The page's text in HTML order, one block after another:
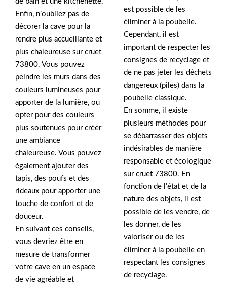
Enfin, n’oubliez pas de
décorer la cave pour la
rendre plus accueillante et
plus chaleureuse sur cruet
73800. Vous pouvez
peindre les murs dans des
couleurs lumineuses pour
apporter de la lumière, ou
opter pour des couleurs
plus soutenues pour créer
une ambiance
chaleureuse. Vous pouvez
également ajouter des
tapis, des poufs et des
rideaux pour apporter une
touche de confort et de
douceur.
En suivant ces conseils,
vous devriez être en
mesure de transformer
votre cave en un espace
de vie agréable et
est possible de les
éliminer à la poubelle.
Cependant, il est
important de respecter les
consignes de recyclage et
de ne pas jeter les déchets
dangereux (piles) dans la
poubelle classique.
En somme, il existe
plusieurs méthodes pour
se débarrasser des objets
indésirables de manière
responsable et écologique
sur cruet 73800. En
fonction de l’état et de la
nature des objets, il est
possible de les vendre, de
les donner, de les
valoriser ou de les
éliminer à la poubelle en
respectant les consignes
de recyclage.